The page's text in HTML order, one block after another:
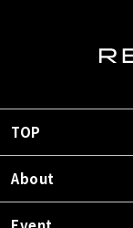
TOP
About